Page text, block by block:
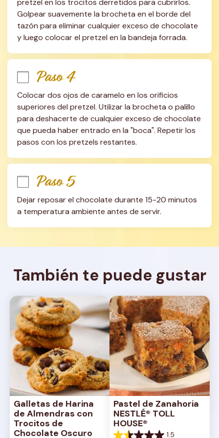
pretzel en los trocitos derretidos para cubrirlos.
Golpear suavemente la brocheta en el borde del
tazón para eliminar cualquier exceso de chocolate
y luego colocar el pretzel en la bandeja forrada.
Paso 4
Colocar dos ojos de caramelo en los orificios
superiores del pretzel. Utilizar la brocheta o palillo
para deshacerte de cualquier exceso de chocolate
que pueda haber entrado en la "boca". Repetir los
pasos con los pretzels restantes.
Paso 5
Dejar reposar el chocolate durante 15-20 minutos
a temperatura ambiente antes de servir.
También te puede gustar
Galletas de Harina
de Almendras con
Trocitos de
Chocolate Oscuro
Pastel de Zanahoria
NESTLÉ® TOLL
HOUSE®
1.5